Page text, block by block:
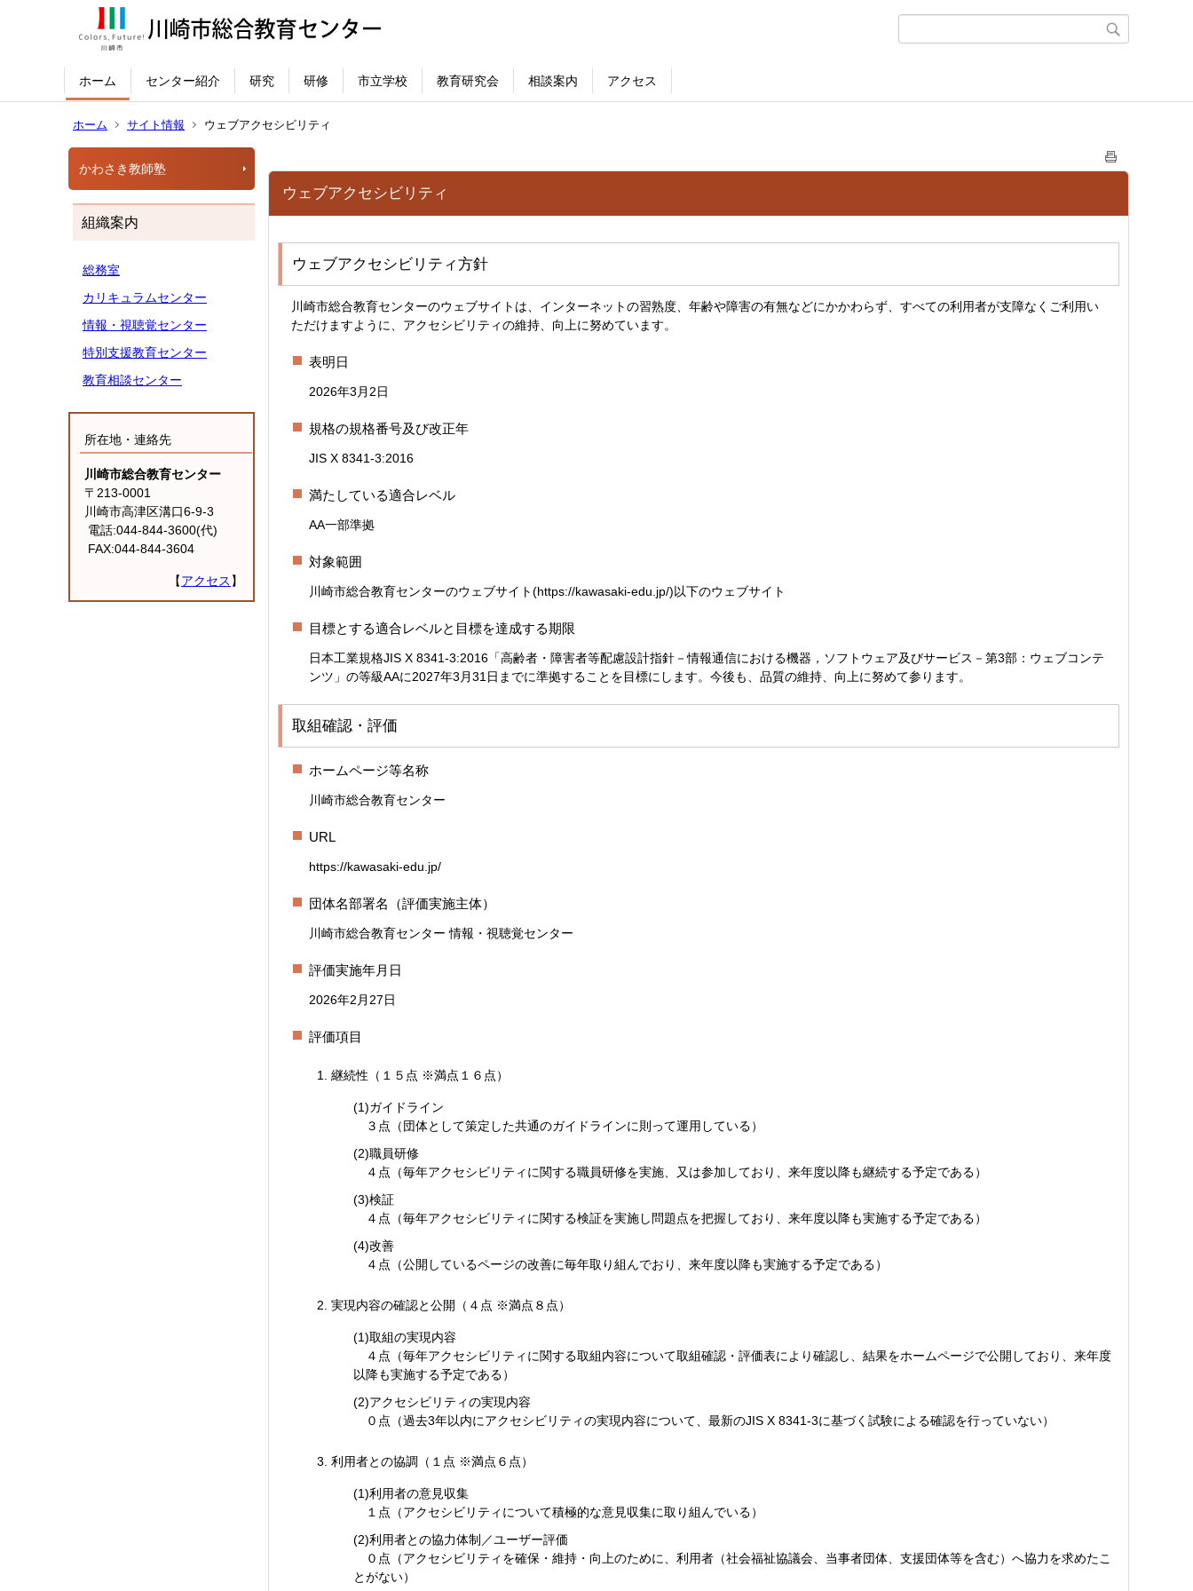
ホーム センター紹介 研究 研修 市立学校 教育研究会 相談案内 アクセス
ホーム サイト情報 ウェブアクセシビリティ
かわさき教師塾
組織案内
総務室
カリキュラムセンター
情報・視聴覚センター
特別支援教育センター
教育相談センター
所在地・連絡先
川崎市総合教育センター
〒213-0001
川崎市高津区溝口6-9-3
電話:044-844-3600(代)
FAX:044-844-3604
【アクセス 】
ウェブアクセシビリティ
ウェブアクセシビリティ方針
川崎市総合教育センターのウェブサイトは、インターネットの習熟度、年齢や障害の有無などにかかわらず、すべての利用者が支障なくご利用い
ただけますように、アクセシビリティの維持、向上に努めています。
表明日
2026年3月2日
規格の規格番号及び改正年
JIS X 8341-3:2016
満たしている適合レベル
AA一部準拠
対象範囲
川崎市総合教育センターのウェブサイト(https://kawasaki-edu.jp/)以下のウェブサイト
目標とする適合レベルと目標を達成する期限
日本工業規格JIS X 8341-3:2016「高齢者・障害者等配慮設計指針－情報通信における機器，ソフトウェア及びサービス－第3部：ウェブコンテ
ンツ」の等級AAに2027年3月31日までに準拠することを目標にします。今後も、品質の維持、向上に努めて参ります。
取組確認・評価
ホームページ等名称
川崎市総合教育センター
URL
https://kawasaki-edu.jp/
団体名部署名（評価実施主体）
川崎市総合教育センター 情報・視聴覚センター
評価実施年月日
2026年2月27日
評価項目
継続性（１５点 ※満点１６点）
(1)ガイドライン
３点（団体として策定した共通のガイドラインに則って運用している）
(2)職員研修
４点（毎年アクセシビリティに関する職員研修を実施、又は参加しており、来年度以降も継続する予定である）
(3)検証
４点（毎年アクセシビリティに関する検証を実施し問題点を把握しており、来年度以降も実施する予定である）
(4)改善
４点（公開しているページの改善に毎年取り組んでおり、来年度以降も実施する予定である）
実現内容の確認と公開（４点 ※満点８点）
(1)取組の実現内容
４点（毎年アクセシビリティに関する取組内容について取組確認・評価表により確認し、結果をホームページで公開しており、来年度
以降も実施する予定である）
(2)アクセシビリティの実現内容
０点（過去3年以内にアクセシビリティの実現内容について、最新のJIS X 8341-3に基づく試験による確認を行っていない）
利用者との協調（１点 ※満点６点）
(1)利用者の意見収集
１点（アクセシビリティについて積極的な意見収集に取り組んでいる）
(2)利用者との協力体制／ユーザー評価
０点（アクセシビリティを確保・維持・向上のために、利用者（社会福祉協議会、当事者団体、支援団体等を含む）へ協力を求めたこ
とがない）